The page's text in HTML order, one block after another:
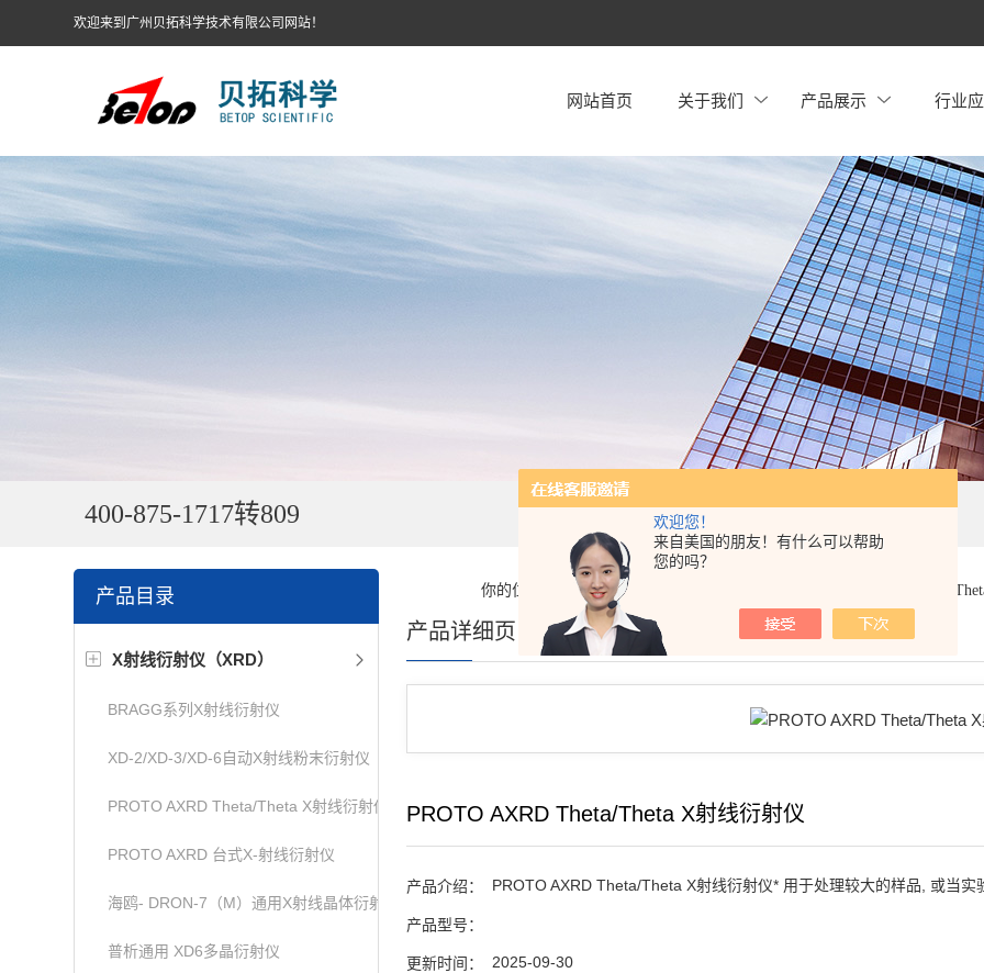
欢迎您！
来自美国的朋友！有什么可以帮助
您的吗？
欢迎来到广州贝拓科学技术有限公司网站！
网站首页 关于我们 产品展示 行业
400-875-1717转809
产品目录
X射线衍射仪（XRD）
BRAGG系列X射线衍射仪
XD-2/XD-3/XD-6自动X射线粉末衍射仪
PROTO AXRD Theta/Theta X射线衍射仪
PROTO AXRD 台式X-射线衍射仪
海鸥- DRON-7（M）通用X射线晶体衍射仪
普析通用 XD6多晶衍射仪
你的位置： 首页>产品展示 PROTO AXRD
产品详细页
PROTO AXRD Theta/Theta X射线衍射仪
产品介绍： PROTO AXRD Theta/Theta X射线衍射仪* 用于处理较大的样品, 或当实
产品型号：
更新时间： 2025-09-30